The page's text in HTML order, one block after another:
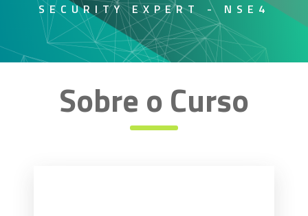
SECURITY EXPERT - NSE4
Sobre o Curso